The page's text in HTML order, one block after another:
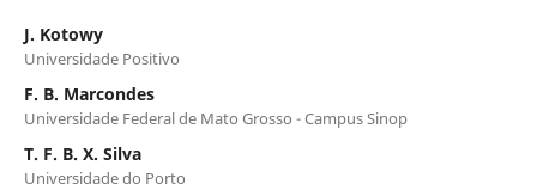
J. Kotowy
Universidade Positivo
F. B. Marcondes
Universidade Federal de Mato Grosso - Campus Sinop
T. F. B. X. Silva
Universidade do Porto